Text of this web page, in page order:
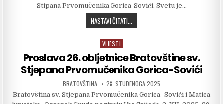
Stipana Prvomučenika Gorica-Sovići. Svetu je…
NASTAVI ČITATI...
Posted in
VIJESTI
Proslava 26. obljetnice Bratovštine sv.
Stjepana Prvomučenika Gorica-Sovići
AUTHOR:
BRATOVŠTINA PUBLISHED DATE:
28. STUDENOGA 2025
Bratovština sv. Stjepana Prvomučenika Gorica–Sovići i Matica